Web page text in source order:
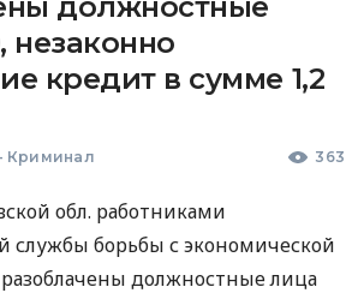
кредит в сумме 1,2
Криминал 363
обл. работниками
службы борьбы с экономической
должностные лица